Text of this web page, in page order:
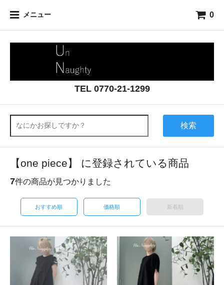
メニュー 0
TEL 0770-21-1299
検索
【one piece】 に登録されている商品
7件の商品が見つかりました
おすすめ順 価格順 新着順